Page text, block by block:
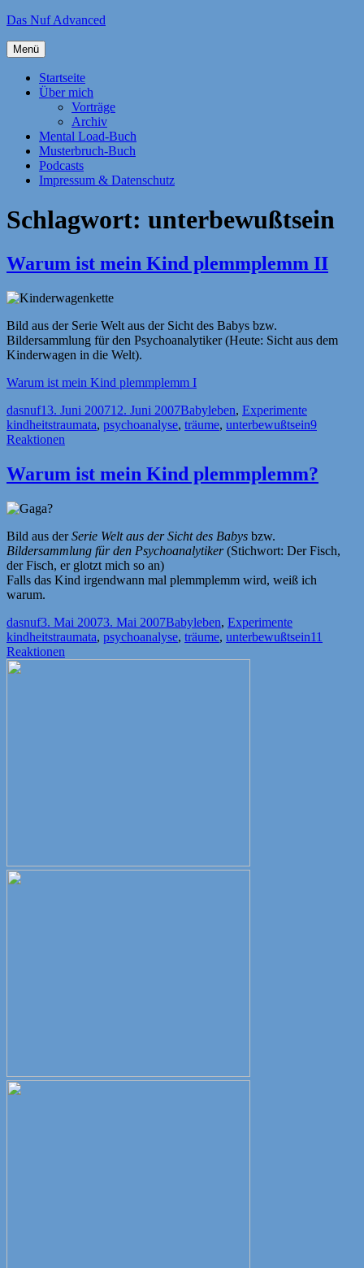
Zum
springen
Das Nuf Advanced
Menü
Startseite
Über mich
Vorträge
Archiv
Mental Load-Buch
Musterbruch-Buch
Podcasts
Impressum & Datenschutz
Schlagwort: unterbewußtsein
Warum ist mein Kind plemmplemm II
Bild aus der Serie Welt aus der Sicht des Babys bzw.
Bildersammlung für den Psychoanalytiker (Heute: Sicht aus dem
Kinderwagen in die Welt).
Warum ist mein Kind plemmplemm I
Autor
dasnufVeröffentlicht
am
13. Juni 200712. Juni 2007Kategorien
Babyleben, Experimente
kindheitstraumata, psychoanalyse, träume, unterbewußtsein9
Reaktionen
Warum ist mein Kind plemmplemm?
Bild aus derSerie Welt aus der Sicht des Babys bzw.
Bildersammlung für den Psychoanalytiker(Stichwort: Der Fisch,
der Fisch, er glotzt mich so an)
Falls das Kind irgendwann mal plemmplemm wird, weiß ich
warum.
Autor
dasnufVeröffentlicht
am
3. Mai 20073. Mai 2007Kategorien
Babyleben, ExperimenteSchlagwörter
kindheitstraumata, psychoanalyse, träume, unterbewußtsein11
Reaktionen